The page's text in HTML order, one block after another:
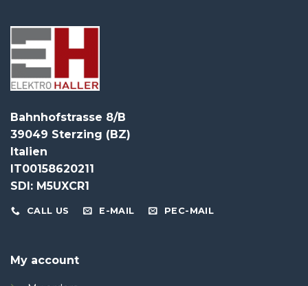
Bahnhofstrasse 8/B
39049 Sterzing (BZ)
Italien
IT00158620211
SDI: M5UXCR1
CALL US E-MAIL PEC-MAIL
My account